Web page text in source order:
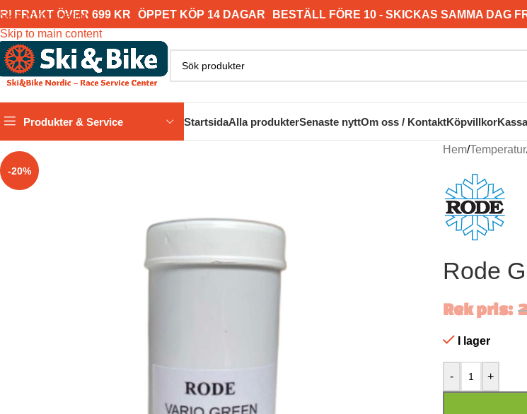
Skip to navigation
Skip to main content
FRAKT ÖVER 699 KR ÖPPET KÖP 14 DAGAR BESTÄLL FÖRE 10 - SKICKAS SAMMA DAG
Produkter & Service StartsidaAlla produkterSenaste nyttOm oss / KontaktKöpvillkor
-20%
Hem/Temperatur
Rode
Rek pris:
I lager
- +